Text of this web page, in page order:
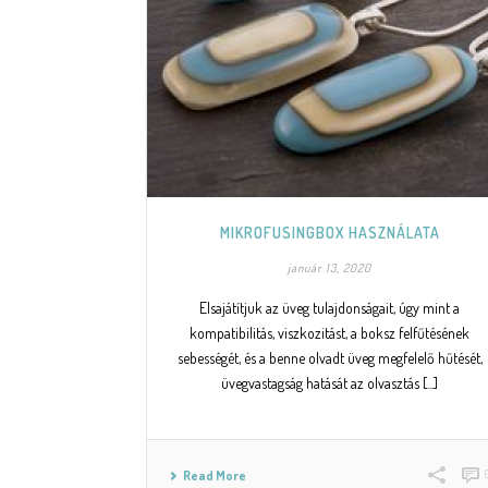
MIKROFUSINGBOX HASZNÁLATA
január 13, 2020
Elsajátítjuk az üveg tulajdonságait, úgy mint a
kompatibilitás, viszkozitást, a boksz felfűtésének
sebességét, és a benne olvadt üveg megfelelő hűtését,
üvegvastagság hatását az olvasztás [...]
Read More